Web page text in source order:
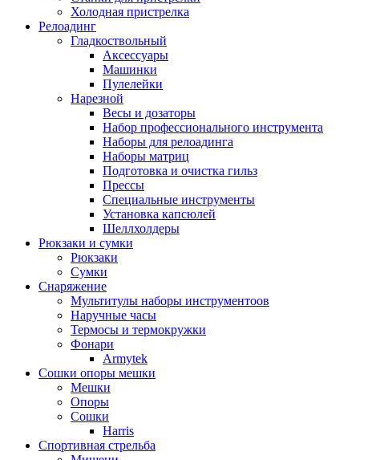
Холодная пристрелка
Релоадинг
Гладкоствольный
Аксессуары
Машинки
Пулелейки
Нарезной
Весы и дозаторы
Набор профессионального инструмента
Наборы для релоадинга
Наборы матриц
Подготовка и очистка гильз
Прессы
Специальные инструменты
Установка капсюлей
Шеллхолдеры
Рюкзаки и сумки
Рюкзаки
Сумки
Снаряжение
Мультитулы наборы инструментоов
Наручные часы
Термосы и термокружки
Фонари
Armytek
Сошки опоры мешки
Мешки
Опоры
Сошки
Harris
Спортивная стрельба